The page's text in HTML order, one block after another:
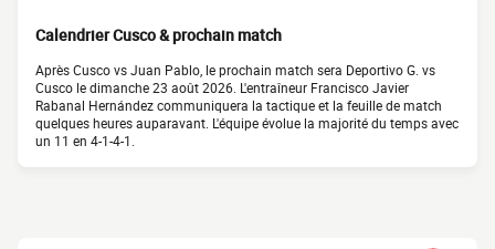
Calendrier Cusco & prochain match
Après Cusco vs Juan Pablo, le prochain match sera Deportivo G. vs
Cusco le dimanche 23 août 2026. L'entraîneur Francisco Javier
Rabanal Hernández communiquera la tactique et la feuille de match
quelques heures auparavant. L'équipe évolue la majorité du temps avec
un 11 en 4-1-4-1.